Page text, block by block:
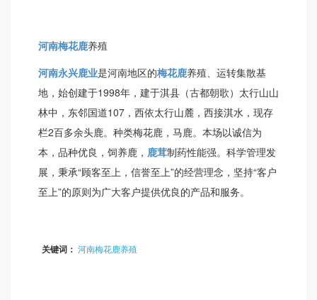
河南梅花鹿养殖
河南永兴鹿业是河南地区的梅花鹿养殖、运转集散基
地，始创建于1998年，建于淇县（古都朝歌）太行山山
林中，东邻国道107，西依太行山麓，西接淇水，现存
栏2百多余头鹿。种类梅花鹿，马鹿。本场以诚信为
本，品种优良，饲养鹿， 鹿茸制药性能强。科学管理发
展，秉承“顾客至上，信誉至上”的经营理念，坚持“客户
至上”的原则为广大客户提供优良的产品和服务。
关键词： 河南梅花鹿养殖